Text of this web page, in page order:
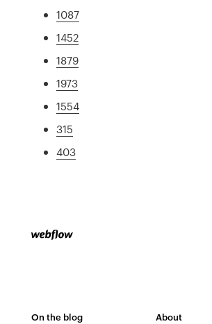
1087
1452
1879
1973
1554
315
403
On the blog About